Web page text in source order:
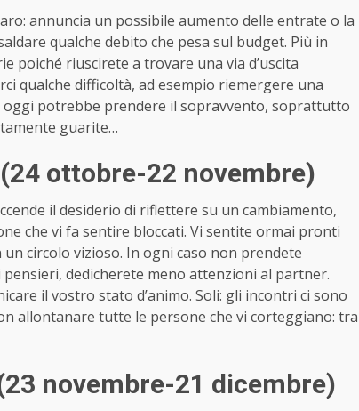
annuncia un possibile aumento delle entrate o la
qualche debito che pesa sul budget. Più in
poiché riuscirete a trovare una via d’uscita
qualche difficoltà, ad esempio riemergere una
oggi potrebbe prendere il sopravvento, soprattutto
guarite…
ottobre-22 novembre)
il desiderio di riflettere su un cambiamento,
che vi fa sentire bloccati. Vi sentite ormai pronti
circolo vizioso. In ogni caso non prendete
dedicherete meno attenzioni al partner.
il vostro stato d’animo. Soli: gli incontri ci sono
allontanare tutte le persone che vi corteggiano: tra
novembre-21 dicembre)